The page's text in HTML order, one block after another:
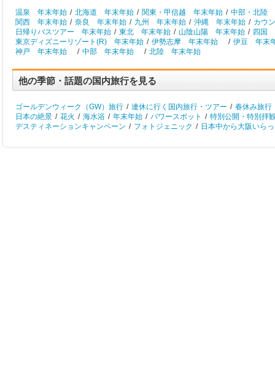
温泉 年末年始 / 北海道 年末年始 / 関東・甲信越 年末年始 / 中部・北陸
関西 年末年始 / 奈良 年末年始 / 九州 年末年始 / 沖縄 年末年始 / カウ
日帰りバスツアー 年末年始 / 東北 年末年始 / 山陰山陽 年末年始 / 四国
東京ディズニーリゾート(R) 年末年始 / 伊勢志摩 年末年始 / 伊豆 年末
神戸 年末年始
/ 中部 年末年始 / 北陸 年末年始
他の季節・話題の国内旅行を見る
ゴールデンウィーク（GW）旅行 / 連休に行く国内旅行・ツアー / 春休み旅行
日本の絶景 / 花火 / 海水浴 / 年末年始 / パワースポット / 特別公開・特別拝
デスティネーションキャンペーン / フォトジェニック / 日本中から大阪いら